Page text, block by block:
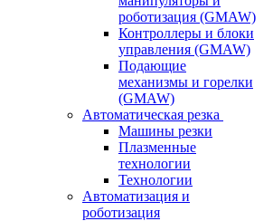
роботизация (GMAW)
Контроллеры и блоки
управления (GMAW)
Подающие
механизмы и горелки
(GMAW)
Автоматическая резка
Машины резки
Плазменные
технологии
Технологии
Автоматизация и
роботизация